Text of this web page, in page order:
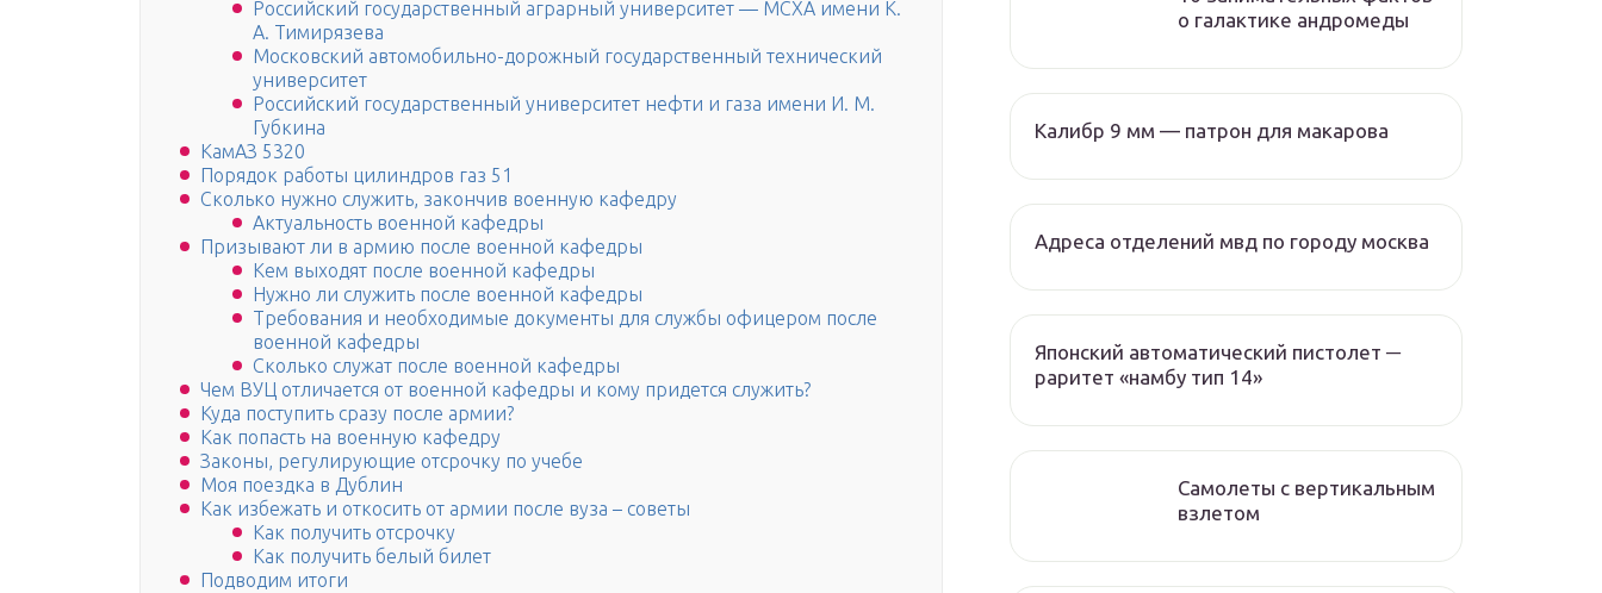
Российский государственный аграрный университет — МСХА имени К.
А. Тимирязева
Московский автомобильно-дорожный государственный технический
университет
Российский государственный университет нефти и газа имени И. М.
Губкина
КамАЗ 5320
Порядок работы цилиндров газ 51
Сколько нужно служить, закончив военную кафедру
Актуальность военной кафедры
Призывают ли в армию после военной кафедры
Кем выходят после военной кафедры
Нужно ли служить после военной кафедры
Требования и необходимые документы для службы офицером после
военной кафедры
Сколько служат после военной кафедры
Чем ВУЦ отличается от военной кафедры и кому придется служить?
Куда поступить сразу после армии?
Как попасть на военную кафедру
Законы, регулирующие отсрочку по учебе
Моя поездка в Дублин
Как избежать и откосить от армии после вуза – советы
Как получить отсрочку
Как получить белый билет
Подводим итоги
о галактике андромеды
Калибр 9 мм — патрон для макарова
Адреса отделений мвд по городу москва
Японский автоматический пистолет ─
раритет «намбу тип 14»
Самолеты с вертикальным
взлетом